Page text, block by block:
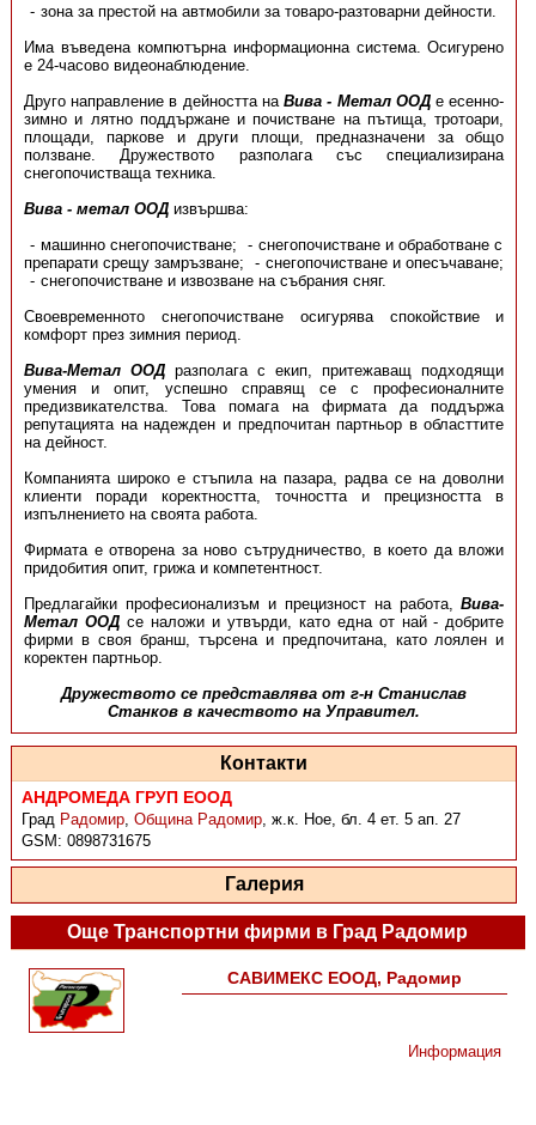
зона за престой на автмобили за товаро-разтоварни дейности.
Има въведена компютърна информационна система. Осигурено
е 24-часово видеонаблюдение.
Друго направление в дейността наВива - Метал ООДе есенно-
зимно и лятно поддържане и почистване на пътища, тротоари,
площади, паркове и други площи, предназначени за общо
ползване. Дружеството разполага със специализирана
снегопочистваща техника.
Вива - метал ООДизвършва:
машинно снегопочистване;
снегопочистване и обработване с
препарати срещу замръзване;
снегопочистване и опесъчаване;
снегопочистване и извозване на събрания сняг.
Своевременното снегопочистване осигурява спокойствие и
комфорт през зимния период.
Вива-Метал ООД разполага с екип, притежаващ подходящи
умения и опит, успешно справящ се с професионалните
предизвикателства. Това помага на фирмата да поддържа
репутацията на надежден и предпочитан партньор в областтите
на дейност.
Компанията широко е стъпила на пазара, радва се на доволни
клиенти поради коректността, точността и прецизността в
изпълнението на своята работа.
Фирмата е отворена за ново сътрудничество, в което да вложи
придобития опит, грижа и компетентност.
Предлагайки професионализъм и прецизност на работа,Вива-
Метал ООДсе наложи и утвърди, като една от най - добрите
фирми в своя бранш, търсена и предпочитана, като лоялен и
коректен партньор.
Дружеството се представлява от г-н Станислав
Станков в качеството на Управител.
Контакти
АНДРОМЕДА ГРУП ЕООД
Град Радомир,Община Радомир,ж.к. Ное, бл. 4 ет. 5 ап. 27
GSM:0898731675
Галерия
Още Транспортни фирми в Град Радомир
САВИМЕКС ЕООД, Радомир
Информация